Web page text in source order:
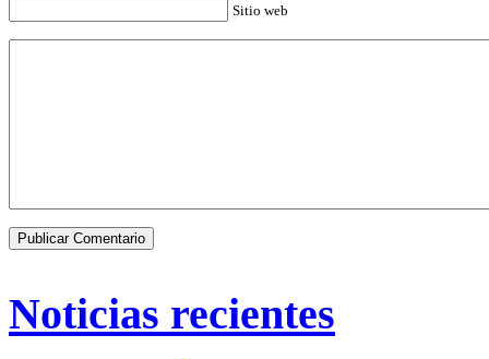
Sitio web
Noticias recientes